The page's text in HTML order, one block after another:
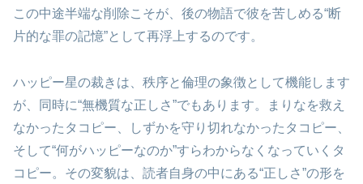
この中途半端な削除こそが、後の物語で彼を苦しめる“断
片的な罪の記憶”として再浮上するのです。
ハッピー星の裁きは、秩序と倫理の象徴として機能します
が、同時に“無機質な正しさ”でもあります。まりなを救え
なかったタコピー、しずかを守り切れなかったタコピー、
そして“何がハッピーなのか”すらわからなくなっていくタ
コピー。その変貌は、読者自身の中にある“正しさ”の形を